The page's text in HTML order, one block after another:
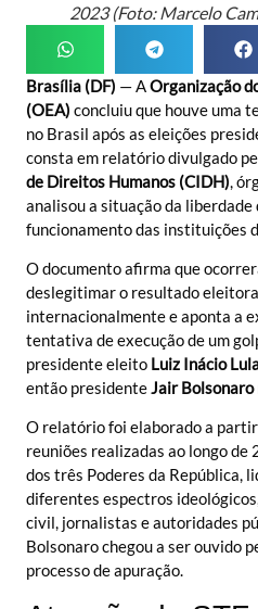
2023 (Foto: Marcelo
Brasília (DF) — AOrganização
(OEA) concluiu que houve uma
no Brasil após as eleições
consta em relatório divulgado
de Direitos Humanos (CIDH) ,
analisou a situação da liberdade
funcionamento das instituições
O documento afirma que
deslegitimar o resultado
internacionalmente e aponta a
tentativa de execução de um
presidente eleito Luiz Inácio
então presidenteJair Bolsonaro
O relatório foi elaborado a
reuniões realizadas ao longo
dos três Poderes da República,
diferentes espectros
civil, jornalistas e autoridades
Bolsonaro chegou a ser ouvido
processo de apuração.